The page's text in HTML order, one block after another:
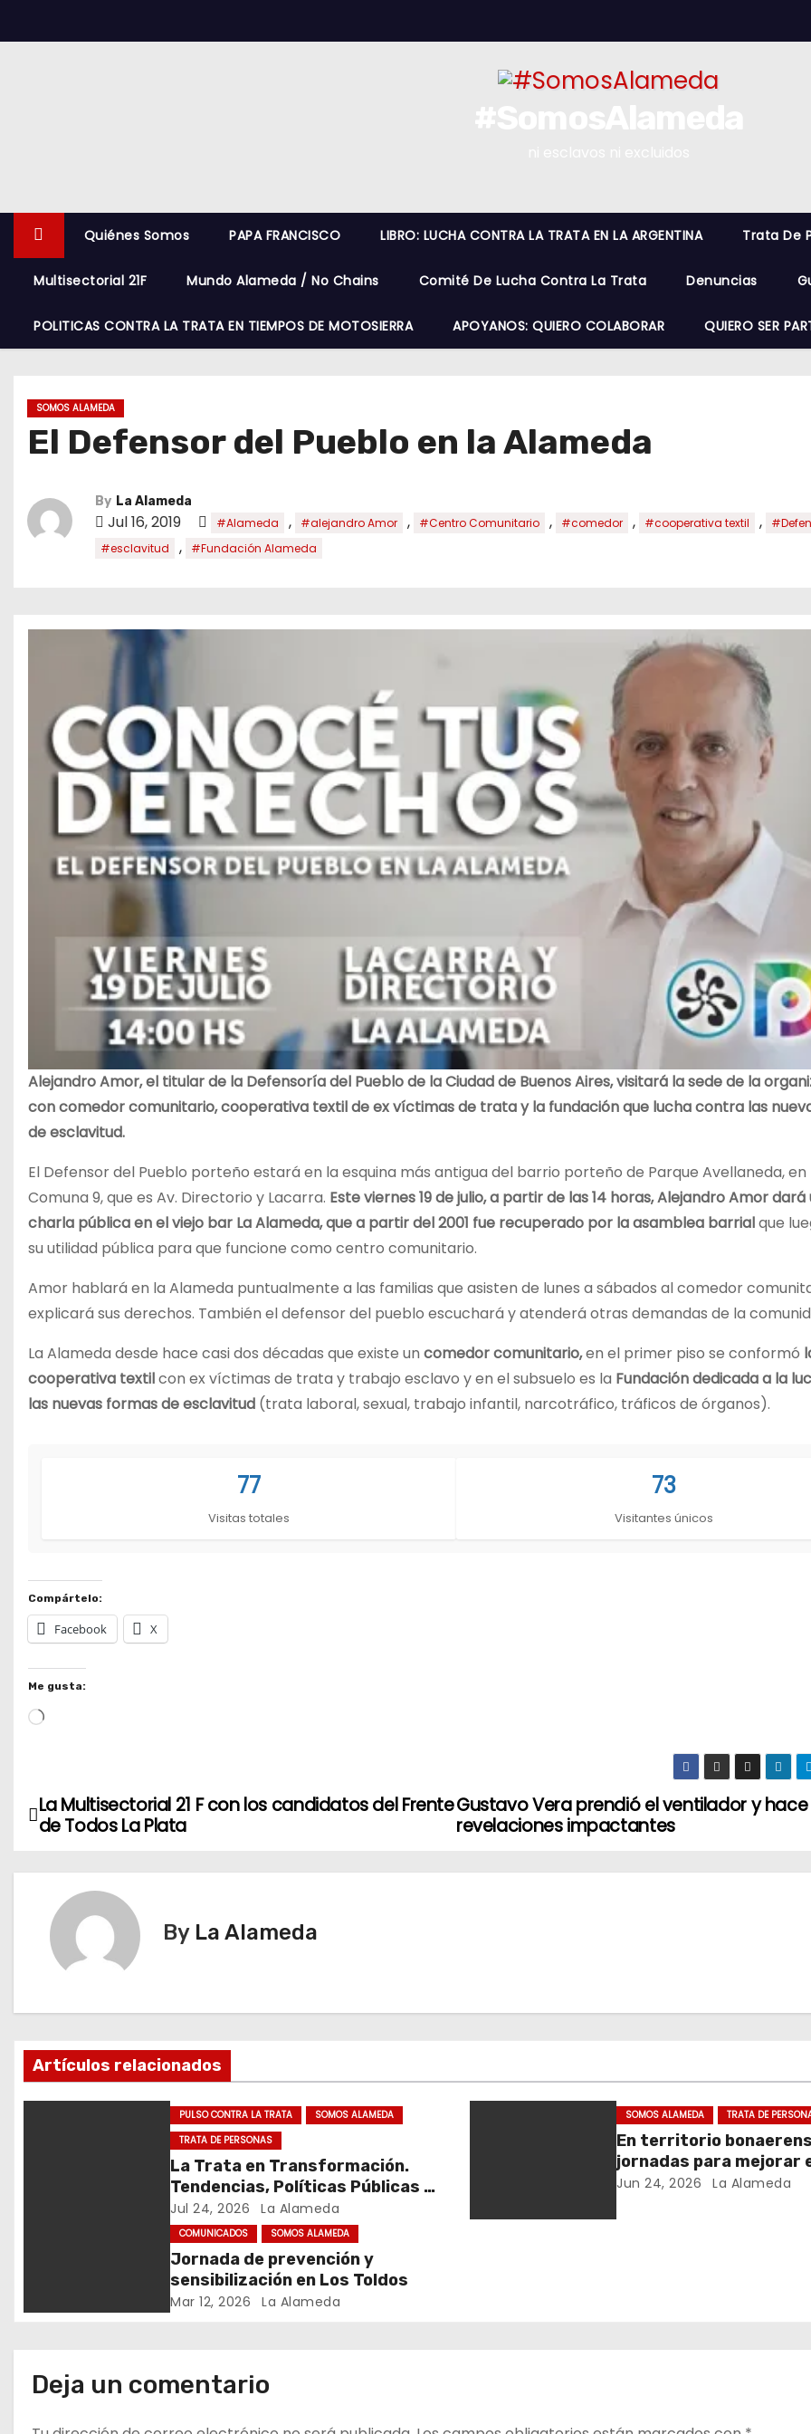
k
n
Quiénes Somos PAPA FRANCISCO LIBRO: LUCHA CONTRA LA TRATA EN LA ARGENTINA Trata De
Multisectorial 21F Mundo Alameda / No Chains Comité De Lucha Contra La Trata Denuncias
POLITICAS CONTRA LA TRATA EN TIEMPOS DE MOTOSIERRA APOYANOS: QUIERO COLABORAR QUIERO SER
SOMOS ALAMEDA
El Defensor del Pueblo en la Alameda
By La Alameda
Jul 16, 2019 #Alameda , #alejandro Amor , #Centro Comunitario , #comedor , #cooperativa textil ,
#esclavitud , #Fundación Alameda
Alejandro Amor, el titular de la Defensoría del Pueblo de la Ciudad de Buenos Aires, visitará la sede de la
con comedor comunitario, cooperativa textil de ex víctimas de trata y la fundación que lucha contra las
de esclavitud.
El Defensor del Pueblo porteño estará en la esquina más antigua del barrio porteño de Parque Avellaneda, en
Comuna 9, que es Av. Directorio y Lacarra. Este viernes 19 de julio, a partir de las 14 horas, Alejandro Amor dará
charla pública en el viejo bar La Alameda, que a partir del 2001 fue recuperado por la asamblea barrialque
su utilidad pública para que funcione como centro comunitario.
Amor hablará en la Alameda puntualmente a las familias que asisten de lunes a sábados al comedor
explicará sus derechos. También el defensor del pueblo escuchará y atenderá otras demandas de la
La Alameda desde hace casi dos décadas que existe un comedor comunitario,en el primer piso se conformó
cooperativa textilcon ex víctimas de trata y trabajo esclavo y en el subsuelo es la Fundación dedicada a la
las nuevas formas de esclavitud (trata laboral, sexual, trabajo infantil, narcotráfico, tráficos de órganos).
77
Visitas totales
73
Visitantes únicos
Compártelo:
Facebook X
Me gusta:
L
i
N
c
i
n
r
a
Gustavo Vera prendió el ventilador y hace
revelaciones impactantes
La Multisectorial 21 F con los candidatos del Frente
de Todos La Plata
By La Alameda
Artículos relacionados
PULSO CONTRA LA TRATA
SOMOS ALAMEDA
TRATA DE PERSONAS
La Trata en Transformación.
Tendencias, Políticas Públicas y
Nuevos Desafíos. Argentina y el
Mundo – Julio 2026
Jul 24, 2026 La Alameda
SOMOS ALAMEDA TRATA DE
En territorio
jornadas para mejorar
cuidado en comunidad
Jun 24, 2026 La Alameda
COMUNICADOS SOMOS ALAMEDA
Jornada de prevención y
sensibilización en Los Toldos
Mar 12, 2026 La Alameda
Deja un comentario